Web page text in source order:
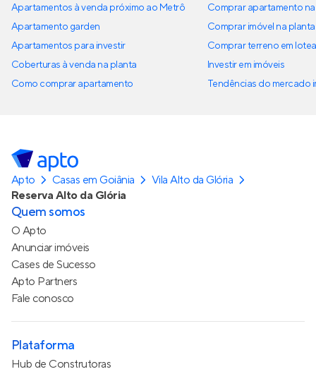
Apartamentos à venda próximo ao Metrô
Apartamento garden
Apartamentos para investir
Coberturas à venda na planta
Como comprar apartamento
Comprar apartamento
Comprar imóvel na planta
Comprar terreno em
Investir em imóveis
Tendências do mercado
Apto Casas em Goiânia
Vila Alto da Glória
Reserva Alto da Glória
Quem somos
O Apto
Anunciar imóveis
Cases de Sucesso
Apto Partners
Fale conosco
Plataforma
Hub de Construtoras